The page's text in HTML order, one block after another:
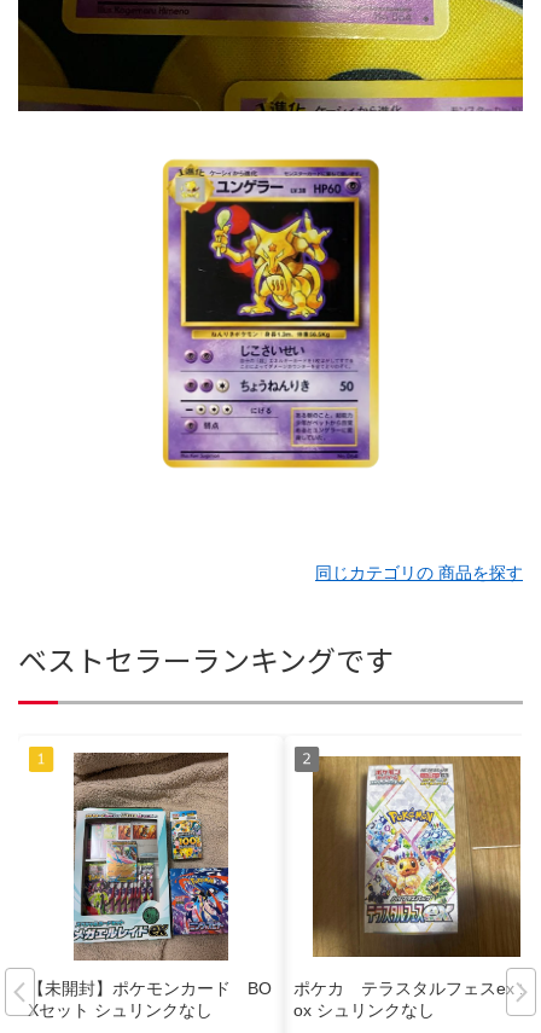
同じカテゴリの 商品を探す
ベストセラーランキングです
【未開封】ポケモンカード BO
Xセット シュリンクなし
ポケカ テラスタルフェスex 1b
ox シュリンクなし